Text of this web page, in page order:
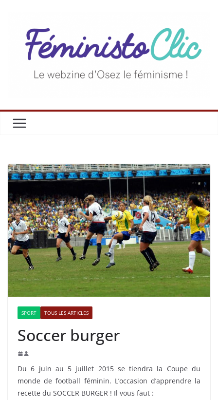
SPORT TOUS LES ARTICLES
Soccer burger
Du 6 juin au 5 juillet 2015 se tiendra la Coupe du
monde de football féminin. L’occasion d’apprendre la
recette du SOCCER BURGER ! Il vous faut :